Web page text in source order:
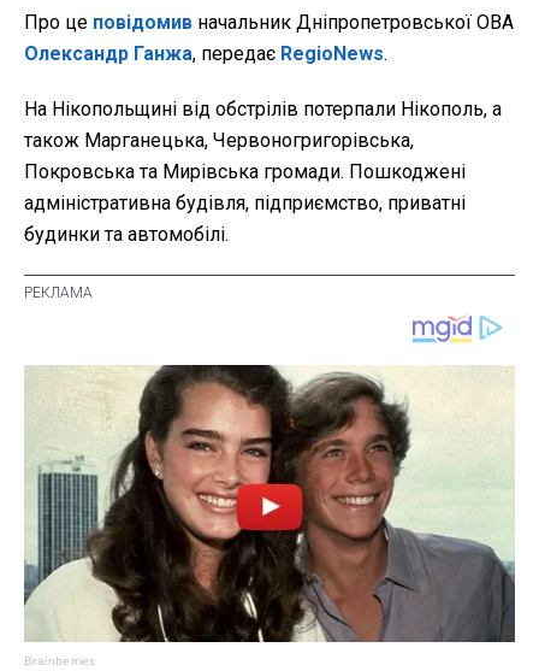
Про це повідомив начальник Дніпропетровської ОВА
Олександр Ганжа, передає RegioNews.
На Нікопольщині від обстрілів потерпали Нікополь, а
також Марганецька, Червоногригорівська,
Покровська та Мирівська громади. Пошкоджені
адміністративна будівля, підприємство, приватні
будинки та автомобілі.